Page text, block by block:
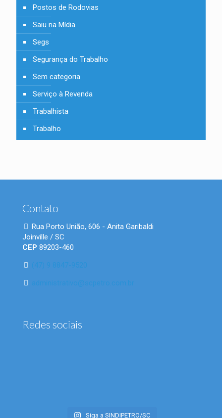
Postos de Rodovias
Saiu na Mídia
Segs
Segurança do Trabalho
Sem categoria
Serviço à Revenda
Trabalhista
Trabalho
Contato
Rua Porto União, 606 - Anita Garibaldi
Joinville / SC
CEP 89203-460
(47) 9 8847-9520
administrativo@scpetro.com.br
Redes sociais
Siga a SINDIPETRO/SC